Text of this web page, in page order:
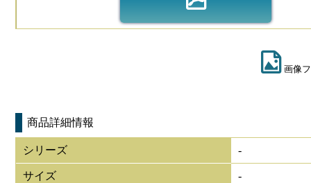
画像
商品詳細情報
シリーズ -
サイズ -